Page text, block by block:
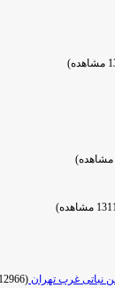
(12966 مشاهده)